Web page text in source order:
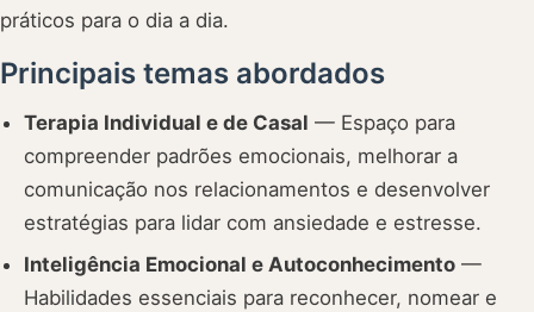
práticos para o dia a dia.
Principais temas abordados
Terapia Individual e de Casal — Espaço para
compreender padrões emocionais, melhorar a
comunicação nos relacionamentos e desenvolver
estratégias para lidar com ansiedade e estresse.
Inteligência Emocional e Autoconhecimento —
Habilidades essenciais para reconhecer, nomear e